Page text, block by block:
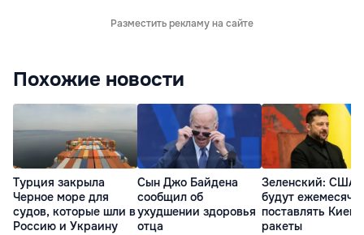
Разместить рекламу на сайте
Похожие новости
Турция закрыла
Черное море для
судов, которые шли в
Россию и Украину
Сын Джо Байдена
сообщил об
ухудшении здоровья
отца
Зеленский: США
будут
поставлять Киеву
ракеты